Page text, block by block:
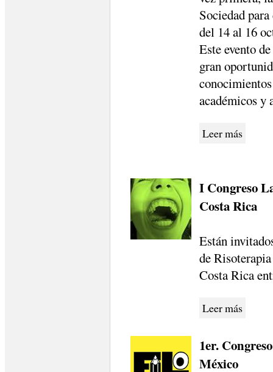
Sociedad
del 14 al 16
Este evento
gran
académicos y
Leer más
I Congreso
Costa Rica
Están
de
Costa Rica
Leer más
1er.
México